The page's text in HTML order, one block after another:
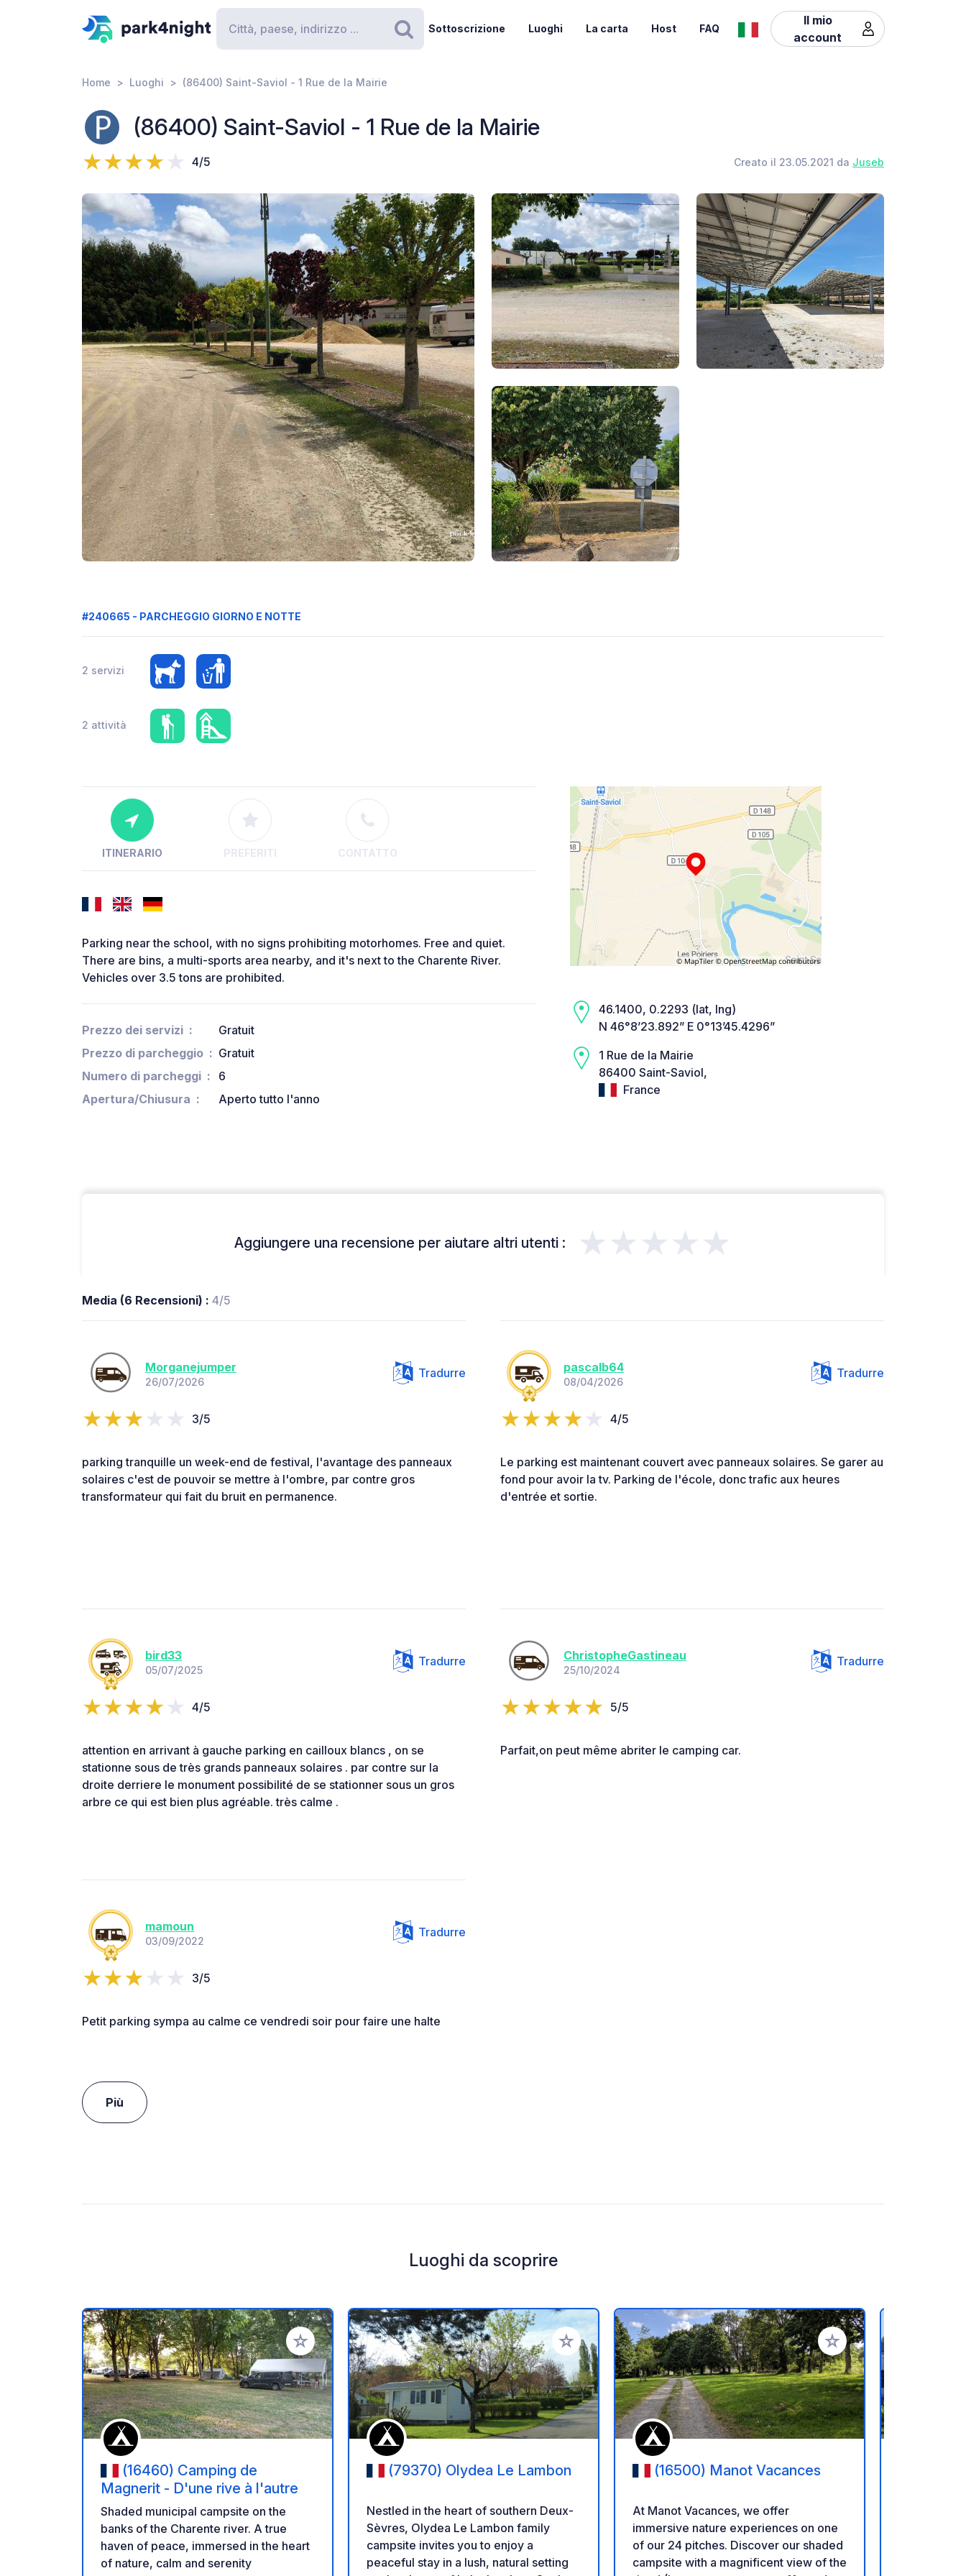
Ricerca
Sottoscrizione Luoghi La carta Host FAQ
Il mio
account
Home Luoghi (86400) Saint-Saviol - 1 Rue de la Mairie
(86400) Saint-Saviol - 1 Rue de la Mairie
4/5 Creato il 23.05.2021 da Juseb
#240665 - PARCHEGGIO GIORNO E NOTTE
2 servizi
2 attività
ITINERARIO PREFERITI CONTATTO
Parking near the school, with no signs prohibiting motorhomes. Free and quiet.
There are bins, a multi-sports area nearby, and it's next to the Charente River.
Vehicles over 3.5 tons are prohibited.
Prezzo dei servizi
Gratuit
Prezzo di parcheggio
Gratuit
Numero di parcheggi
6
Apertura/Chiusura
Aperto tutto l'anno
46.1400, 0.2293 (lat, lng)
N 46°8’23.892” E 0°13’45.4296”
1 Rue de la Mairie
86400 Saint-Saviol,
France
Aggiungere una recensione per aiutare altri utenti : ★★★★★
Media (6 Recensioni) : 4/5
Morganejumper
26/07/2026
Tradurre
3/5
parking tranquille un week-end de festival, l'avantage des panneaux
solaires c'est de pouvoir se mettre à l'ombre, par contre gros
transformateur qui fait du bruit en permanence.
pascalb64
08/04/2026
Tradurre
4/5
Le parking est maintenant couvert avec panneaux solaires. Se garer au
fond pour avoir la tv. Parking de l'école, donc trafic aux heures
d'entrée et sortie.
bird33
05/07/2025
Tradurre
4/5
attention en arrivant à gauche parking en cailloux blancs , on se
stationne sous de très grands panneaux solaires . par contre sur la
droite derriere le monument possibilité de se stationner sous un gros
arbre ce qui est bien plus agréable. très calme .
ChristopheGastineau
25/10/2024
Tradurre
5/5
Parfait,on peut même abriter le camping car.
mamoun
03/09/2022
Tradurre
3/5
Petit parking sympa au calme ce vendredi soir pour faire une halte
Più
Luoghi da scoprire
Aggiungi ai tuoi preferiti
(16460) Camping de
Magnerit - D'une rive à l'autre
Shaded municipal campsite on the
banks of the Charente river. A true
haven of peace, immersed in the heart
of nature, calm and serenity
Aggiungi ai tuoi preferiti
(79370) Olydea Le Lambon
Nestled in the heart of southern Deux-
Sèvres, Olydea Le Lambon family
campsite invites you to enjoy a
peaceful stay in a lush, natural setting
Aggiungi ai tuoi preferiti
(16500) Manot Vacances
At Manot Vacances, we offer
immersive nature experiences on one
of our 24 pitches. Discover our shaded
campsite with a magnificent view of the